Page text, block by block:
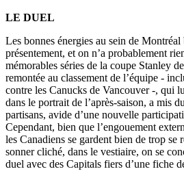
LE DUEL
Les bonnes énergies au sein de
présentement, et on n’a probablement
mémorables séries de la coupe Stanley
remontée au classement de l’équipe -
contre les Canucks de Vancouver -, qui
dans le portrait de l’après-saison, a mis
partisans, avide d’une nouvelle
Cependant, bien que l’engouement
les Canadiens se gardent bien de trop se
sonner cliché, dans le vestiaire, on se
duel avec des Capitals fiers d’une fiche